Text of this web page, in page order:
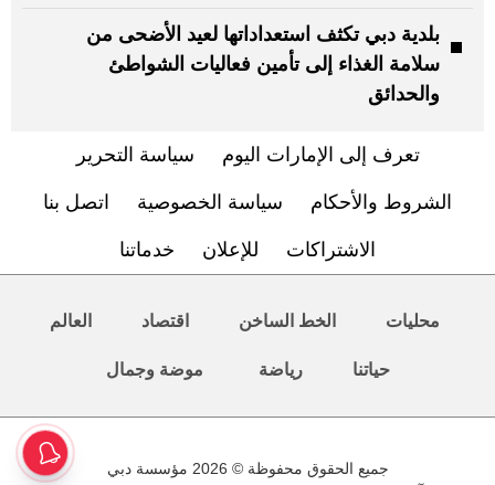
بلدية دبي تكثف استعداداتها لعيد الأضحى من
سلامة الغذاء إلى تأمين فعاليات الشواطئ
والحدائق
تعرف إلى الإمارات اليوم سياسة التحرير
الشروط والأحكام سياسة الخصوصية اتصل بنا
الاشتراكات للإعلان خدماتنا
محليات الخط الساخن اقتصاد العالم
حياتنا رياضة موضة وجمال
جميع الحقوق محفوظة © 2026 مؤسسة دبي